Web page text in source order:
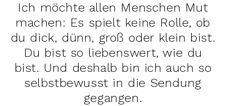
Ich möchte allen Menschen Mut
machen: Es spielt keine Rolle, ob
du dick, dünn, groß oder klein bist.
Du bist so liebenswert, wie du
bist. Und deshalb bin ich auch so
selbstbewusst in die Sendung
gegangen.